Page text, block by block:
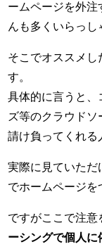
ームページを外注
んも多くいらっし
そこでオススメ
す。
具体的に言うと、
ズ等のクラウド
請け負ってくれる
実際に見ていただ
でホームページを
ですがここで注意
ーシングで個人に